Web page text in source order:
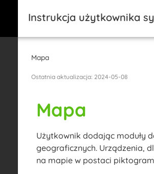
Instrukcja użytkownika
Mapa
Ostatnia aktualizacja: 2024-05-08
Mapa
Użytkownik dodając moduły
geograficznych. Urządzenia,
na mapie w postaci